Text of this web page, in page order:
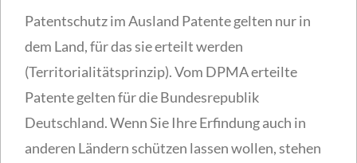
Patentschutz im Ausland Patente gelten nur in
dem Land, für das sie erteilt werden
(Territorialitätsprinzip). Vom DPMA erteilte
Patente gelten für die Bundesrepublik
Deutschland. Wenn Sie Ihre Erfindung auch in
anderen Ländern schützen lassen wollen, stehen